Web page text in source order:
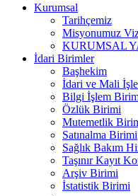
Kurumsal
Tarihçemiz
Misyonumuz
KURUMSAL
İdari Birimler
Başhekim
İdari ve Mali
Bilgi İşlem
Özlük Birimi
Mutemetlik
Satınalma Birimi
Sağlık Bakım
Taşınır Kayıt
Arşiv Birimi
İstatistik Birimi